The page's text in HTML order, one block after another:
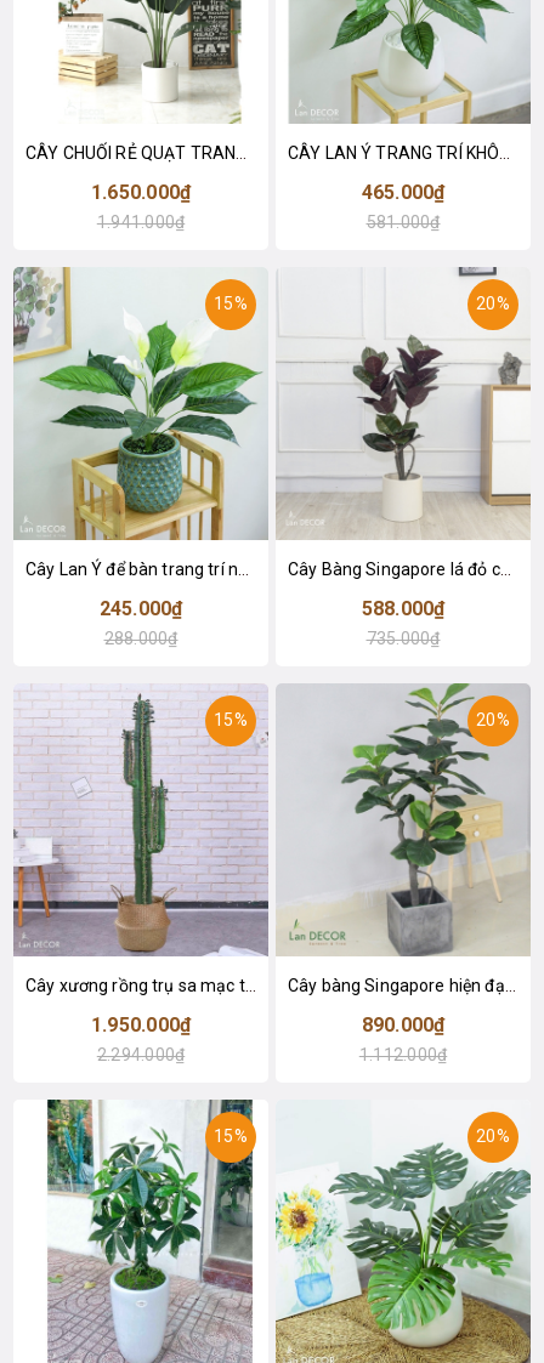
1.650.000₫
1.941.000₫
465.000₫
581.000₫
15%
245.000₫
288.000₫
20%
Cây Bàng Singapore lá đỏ cây giả trang trí Lan Decor (110cm) - LC2918-1
588.000₫
735.000₫
15%
Cây xương rồng trụ sa mạc trang trí loại 2 tay (155cm) - LC2912
1.950.000₫
2.294.000₫
20%
890.000₫
1.112.000₫
15% 20%